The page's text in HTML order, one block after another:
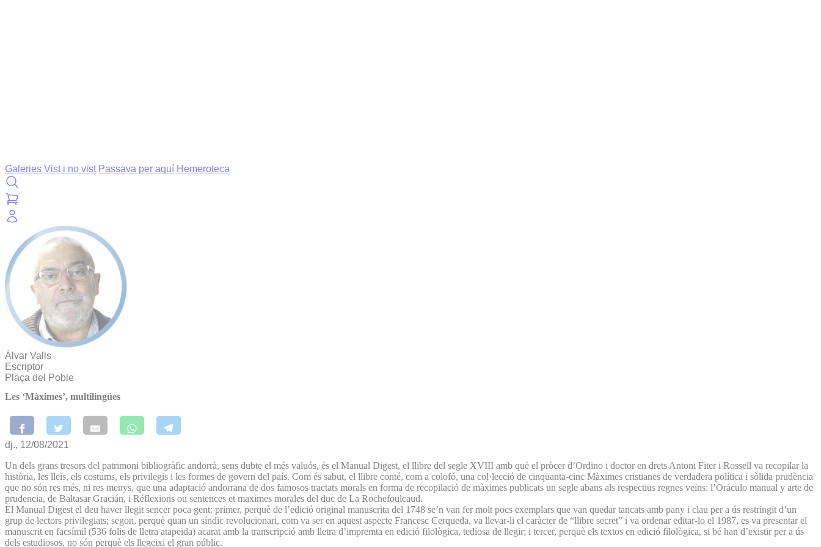
Galeries Vist i no vist Passava per aquí Hemeroteca
Àlvar Valls
Escriptor
Plaça del Poble
Les ‘Màximes’, multilingües
dj., 12/08/2021
Un dels grans tresors del patrimoni bibliogràfic andorrà, sens dubte el més valuós, és el Manual Digest, el llibre del segle XVIII amb què el pròcer d’Ordino i doctor en drets Antoni Fiter i Rossell va recopilar la
història, les lleis, els costums, els privilegis i les formes de govern del país. Com és sabut, el llibre conté, com a colofó, una col·lecció de cinquanta-cinc Màximes cristianes de verdadera política i sòlida prudència
que no són res més, ni res menys, que una adaptació andorrana de dos famosos tractats morals en forma de recopilació de màximes publicats un segle abans als respectius regnes veïns: l’Oráculo manual y arte de
prudencia, de Baltasar Gracián, i Réflexions ou sentences et maximes morales del duc de La Rochefoulcaud.
El Manual Digest el deu haver llegit sencer poca gent: primer, perquè de l’edició original manuscrita del 1748 se’n van fer molt pocs exemplars que van quedar tancats amb pany i clau per a ús restringit d’un
grup de lectors privilegiats; segon, perquè quan un síndic revolucionari, com va ser en aquest aspecte Francesc Cerqueda, va llevar-li el caràcter de “llibre secret” i va ordenar editar-lo el 1987, es va presentar el
manuscrit en facsímil (536 folis de lletra atapeïda) acarat amb la transcripció amb lletra d’impremta en edició filològica, tediosa de llegir; i tercer, perquè els textos en edició filològica, si bé han d’existir per a ús
dels estudiosos, no són perquè els llegeixi el gran públic.